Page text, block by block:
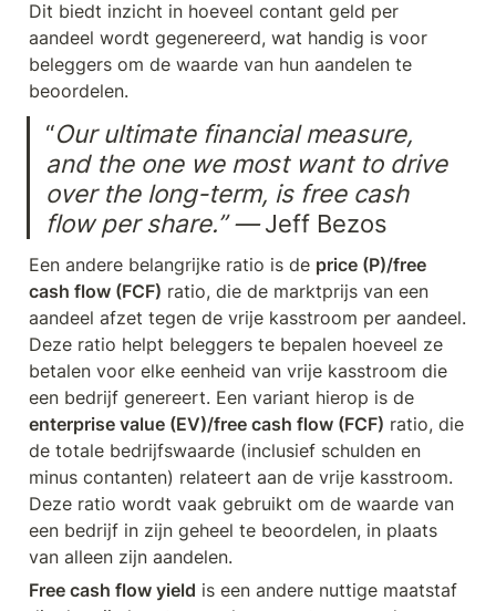
Dit biedt inzicht in hoeveel contant geld per
aandeel wordt gegenereerd, wat handig is voor
beleggers om de waarde van hun aandelen te
beoordelen.
“Our ultimate financial measure,
and the one we most want to drive
over the long-term, is free cash
flow per share.” — Jeff Bezos
Een andere belangrijke ratio is de price (P)/free
cash flow (FCF) ratio, die de marktprijs van een
aandeel afzet tegen de vrije kasstroom per aandeel.
Deze ratio helpt beleggers te bepalen hoeveel ze
betalen voor elke eenheid van vrije kasstroom die
enterprise value (EV)/free cash flow (FCF) ratio, die
de totale bedrijfswaarde (inclusief schulden en
minus contanten) relateert aan de vrije kasstroom.
Deze ratio wordt vaak gebruikt om de waarde van
een bedrijf in zijn geheel te beoordelen, in plaats
van alleen zijn aandelen.
Free cash flow yield is een andere nuttige maatstaf